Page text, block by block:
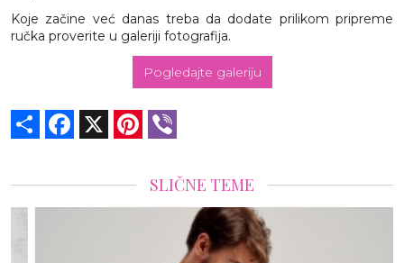
Koje začine već danas treba da dodate prilikom pripreme
ručka proverite u galeriji fotografija.
Pogledajte galeriju
Share Facebook Pinterest
SLIČNE TEME